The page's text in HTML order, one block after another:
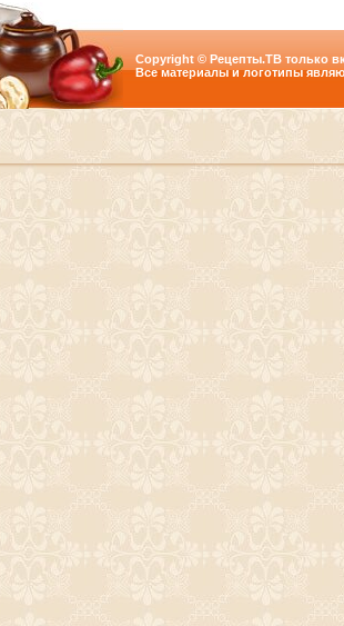
Copyright © Рецепты.ТВ только
Все материалы и логотипы